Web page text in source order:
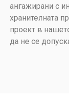
ангажирани с
хранителната
проект в
да не се